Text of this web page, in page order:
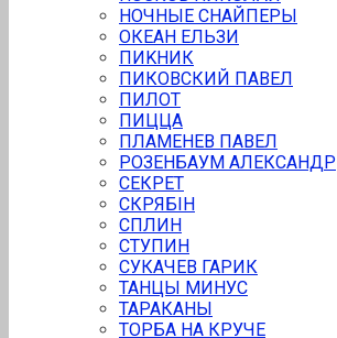
НОЧНЫЕ СНАЙПЕРЫ
ОКЕАН ЕЛЬЗИ
ПИKНИК
ПИКОВСКИЙ ПАВЕЛ
ПИЛOТ
ПИЦЦА
ПЛАМЕНЕВ ПАВЕЛ
РОЗЕНБАУМ АЛЕКСАНДР
СЕКРЕТ
СКРЯБIН
СПЛИН
СТУПИН
СУКАЧЕВ ГАРИК
ТАНЦЫ МИНУС
ТАРАКАНЫ
ТОРБА НА КРУЧЕ